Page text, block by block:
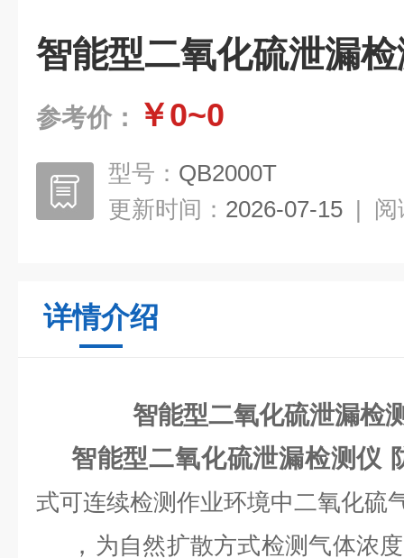
智能型二氧化硫泄漏
参考价： ￥0~0
型号： QB2000T
更新时间： 2026-07-15 | 阅
详情介绍
智能型二氧化硫泄漏检
智能型二氧化硫泄漏检测仪
式可连续检测作业环境中二氧化硫
， 为自然扩散方式检测气体浓